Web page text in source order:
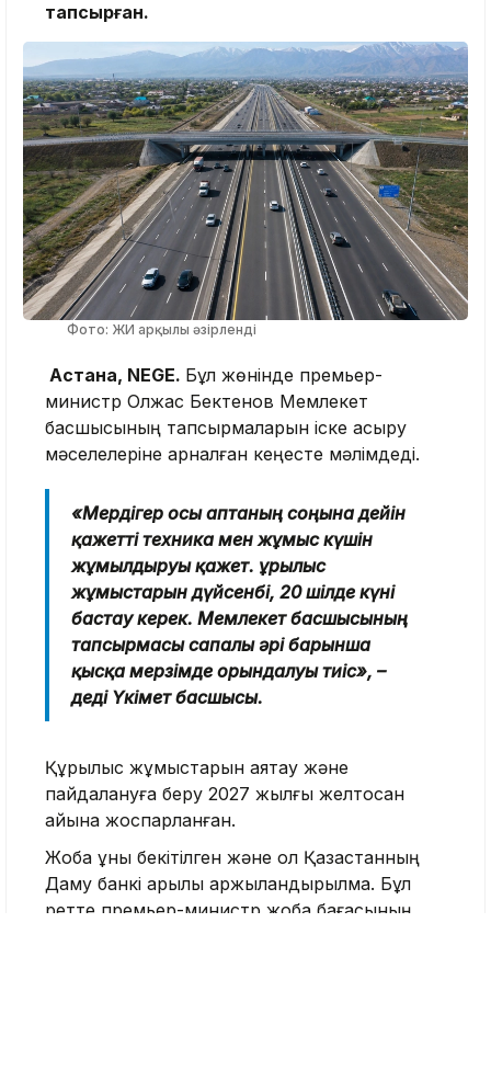
тапсырған.
Фото: ЖИ арқылы әзірленді
Астана, NEGE. Бұл жөнінде премьер-
министр Олжас Бектенов Мемлекет
басшысының тапсырмаларын іске асыру
мәселелеріне арналған кеңесте мәлімдеді.
«Мердігер осы аптаның соңына дейін
қажетті техника мен жұмыс күшін
жұмылдыруы қажет. Құрылыс
жұмыстарын дүйсенбі, 20 шілде күні
бастау керек. Мемлекет басшысының
тапсырмасы сапалы әрі барынша
қысқа мерзімде орындалуы тиіс», –
деді Үкімет басшысы.
Құрылыс жұмыстарын аяқтау және
пайдалануға беру 2027 жылғы желтоқсан
айына жоспарланған.
Жоба құны бекітілген және ол Қазақстанның
Даму банкі арқылы қаржыландырылмақ. Бұл
ретте премьер-министр жоба бағасының